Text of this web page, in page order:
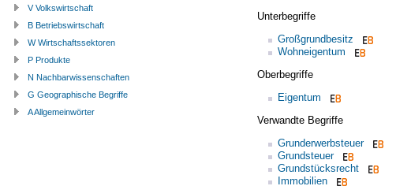
Unterbegriffe
Großgrundbesitz
Wohneigentum
Oberbegriffe
Eigentum
Verwandte Begriffe
Grunderwerbsteuer
Grundsteuer
Grundstücksrecht
Immobilien
V Volkswirtschaft
B Betriebswirtschaft
W Wirtschaftssektoren
P Produkte
N Nachbarwissenschaften
G Geographische Begriffe
A Allgemeinwörter